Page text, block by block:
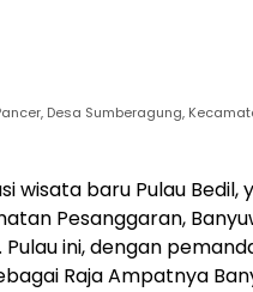
Desa Sumberagung,
wisata baru Pulau
Pesanggaran,
ini, dengan
Raja Ampatnya